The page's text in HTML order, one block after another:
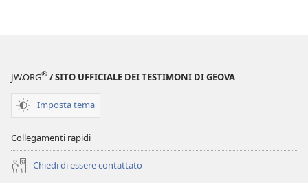
JW.ORG® / SITO UFFICIALE DEI TESTIMONI DI GEOVA
Imposta tema
Collegamenti rapidi
Chiedi di essere contattato